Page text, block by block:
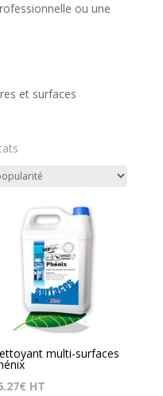
ou une
et surfaces
popularité
multi-surfaces
€ HT